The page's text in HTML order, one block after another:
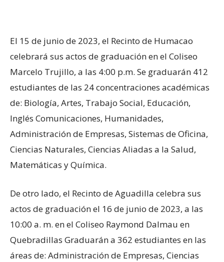
El 15 de junio de 2023, el Recinto de Humacao
celebrará sus actos de graduación en el Coliseo
Marcelo Trujillo, a las 4:00 p.m. Se graduarán 412
estudiantes de las 24 concentraciones académicas
de: Biología, Artes, Trabajo Social, Educación,
Inglés Comunicaciones, Humanidades,
Administración de Empresas, Sistemas de Oficina,
Ciencias Naturales, Ciencias Aliadas a la Salud,
Matemáticas y Química.
De otro lado, el Recinto de Aguadilla celebra sus
actos de graduación el 16 de junio de 2023, a las
10:00 a. m. en el Coliseo Raymond Dalmau en
Quebradillas Graduarán a 362 estudiantes en las
áreas de: Administración de Empresas, Ciencias